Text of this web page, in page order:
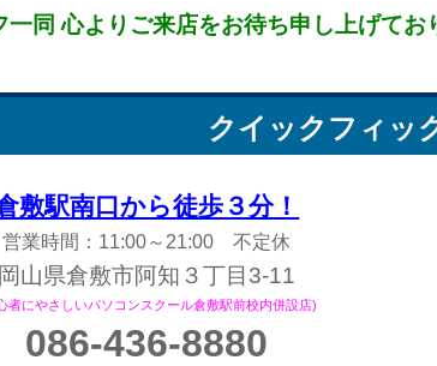
一同 心よりご来店をお待ち申し上げて
クイックフィッ
敷駅南口から徒歩３分！
営業時間：11:00～21:00 不定休
岡山県倉敷市阿知３丁目3-11
者にやさしいパソコンスクール倉敷駅前校内併設店)
086-436-8880